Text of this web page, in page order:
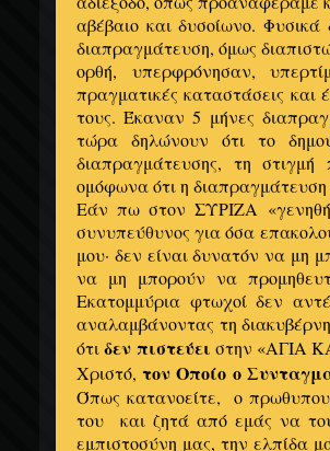
αβέβαιο και δυσοίωνο.
διαπραγμάτευση, όμως
ορθή, υπερφρόνησαν,
πραγματικές καταστάσεις και
τους. Έκαναν 5 μήνες
τώρα δηλώνουν ότι το
διαπραγμάτευσης, τη στιγμή
ομόφωνα ότι η διαπραγμάτευση
Εάν πω στον ΣΥΡΙΖΑ
συνυπεύθυνος για όσα
μου· δεν είναι δυνατόν να μη
να μη μπορούν να
Εκατομμύρια φτωχοί δεν
αναλαμβάνοντας τη
ότιδεν πιστεύει στην «ΑΓΙΑ
Χριστό,τον Οποίο ο
Όπως κατανοείτε, ο
του και ζητά από εμάς να
εμπιστοσύνη μας, την ελπίδα